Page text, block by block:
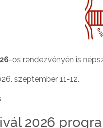
-os rendezvényén is
szeptember 11-12.
2026